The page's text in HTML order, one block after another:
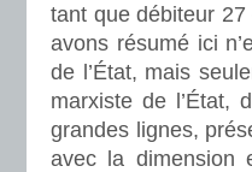
tant que débiteur
avons résumé ici
de l’État, mais
marxiste de l’État,
grandes lignes,
avec la dimension